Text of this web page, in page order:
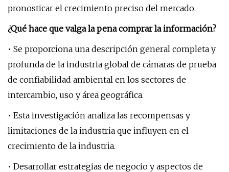
pronosticar el crecimiento preciso del mercado.
¿Qué hace que valga la pena comprar la información?
• Se proporciona una descripción general completa y
profunda de la industria global de cámaras de prueba
de confiabilidad ambiental en los sectores de
intercambio, uso y área geográfica.
• Esta investigación analiza las recompensas y
limitaciones de la industria que influyen en el
crecimiento de la industria.
• Desarrollar estrategias de negocio y aspectos de